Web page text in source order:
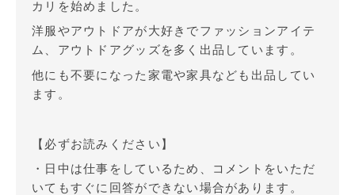
カリを始めました。
洋服やアウトドアが大好きでファッションアイテ
ム、アウトドアグッズを多く出品しています。
他にも不要になった家電や家具なども出品してい
ます。
【必ずお読みください】
・日中は仕事をしているため、コメントをいただ
いてもすぐに回答ができない場合があります。